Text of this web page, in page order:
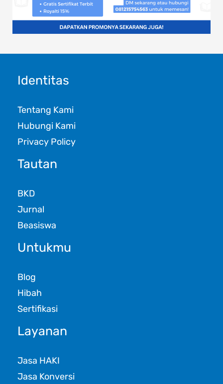
Identitas
Tentang Kami
Hubungi Kami
Privacy Policy
Tautan
BKD
Jurnal
Beasiswa
Untukmu
Blog
Hibah
Sertifikasi
Layanan
Jasa HAKI
Jasa Konversi